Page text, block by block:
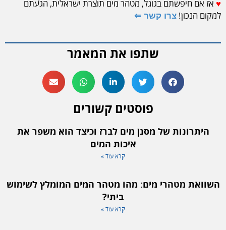
♥ אז אם חיפשתם בגוגל, מטהר מים תוצרת ישראלית, הגעתם
למקום הנכון! צרו קשר ⇐
שתפו את המאמר
פוסטים קשורים
היתרונות של מסנן מים לברז וכיצד הוא משפר את
איכות המים
קרא עוד »
השוואת מטהרי מים: מהו מטהר המים המומלץ לשימוש
ביתי?
קרא עוד »